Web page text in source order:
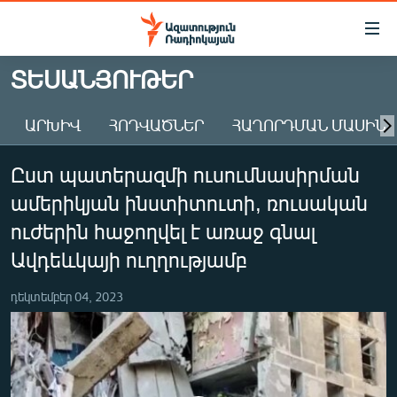
Մատչելիության
Անցնել
հիմնական
Անցնել
հիմնական
մենյուին
Որոնում
ԱԶԱՏՈՒԹՅՈՒՆ TV
ՀԱՅԱՍՏԱՆ
ԸՆՏՐՈՒԹՅՈՒՆՆԵՐ 2026
ԻՐԱՎՈՒՆՔ
ՀԱՍԱՐԱԿՈՒԹՅՈՒՆ
ՂԱՐԱԲԱՂ
ՊԱՏԵՐԱԶՄԻ 6 ՇԱԲԱԹՆԵՐԸ
ՏԱՐԱԾԱՇՐՋԱՆ
ՏԵՍԱՆՅՈՒԹԵՐ
ԱՐԽԻՎ ՀՈԴՎԱԾՆԵՐ ՀԱՂՈՐԴՄԱՆ ՄԱՍԻՆ
Ըստ պատերազմի ուսումնասիրման
ամերիկյան ինստիտուտի, ռուսական
ուժերին հաջողվել է առաջ գնալ
Ավդեևկայի ուղղությամբ
դեկտեմբեր 04, 2023